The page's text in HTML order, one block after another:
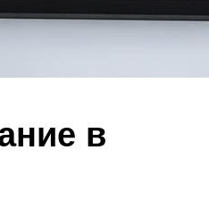
в